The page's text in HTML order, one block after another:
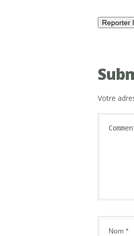
Votre